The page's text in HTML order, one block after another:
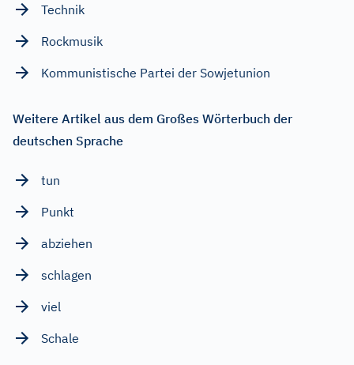
Technik
Rockmusik
Kommunistische Partei der Sowjetunion
Weitere Artikel aus dem Großes Wörterbuch der
deutschen Sprache
tun
Punkt
abziehen
schlagen
viel
Schale